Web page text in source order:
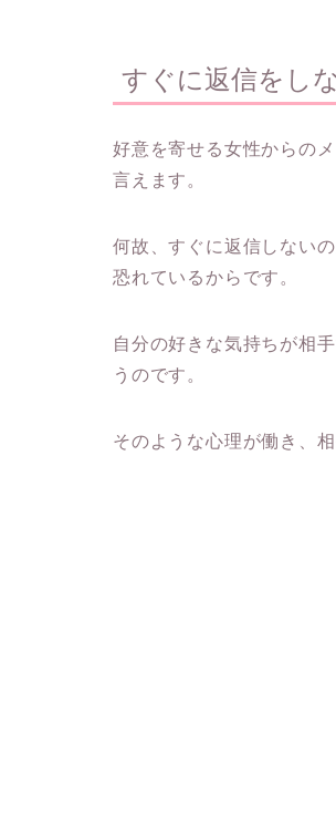
すぐに返信をし
好意を寄せる女性からの
言えます。
何故、すぐに返信しないの
恐れているから です。
自分の好きな気持ちが相
うのです。
そのような心理が働き、